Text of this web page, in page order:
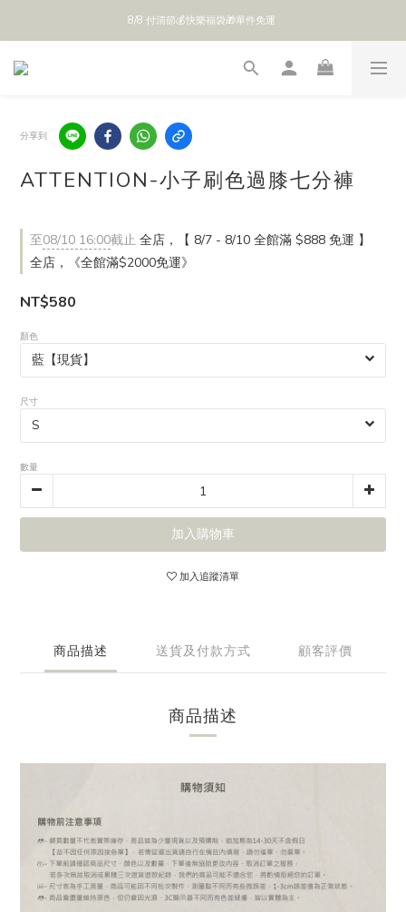
全館 $888 免運
8/8 付清節💰快樂福袋🎁單件免運
分享到
ATTENTION-小子刷色過膝七分褲
至08/10 16:00截止 全店，【 8/7 - 8/10 全館滿 $888 免運 】
全店，《全館滿$2000免運》
NT$580
顏色
尺寸
數量
加入購物車
加入追蹤清單
商品描述 送貨及付款方式 顧客評價
商品描述